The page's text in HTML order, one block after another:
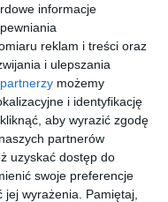
informacje
reklam i treści oraz
i ulepszania
partnerzy możemy
i identyfikację
aby wyrazić zgodę
partnerów
uzyskać dostęp do
swoje preferencje
wyrażenia.
Pamiętaj,
w
ścianą
oraz ścianą lastryko.